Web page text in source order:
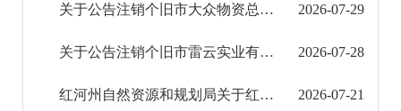
关于公告注销个旧市大众物资总公司蜂子洞矿区采矿许可证的公示 2026-07-29
关于公告注销个旧市雷云实业有限公司小坪子矿区采矿许可证的公示（更正） 2026-07-28
红河州自然资源和规划局关于红河金塔石膏有限公司牛多乐石膏矿矿区生态修复方案评审结果公示 2026-07-21